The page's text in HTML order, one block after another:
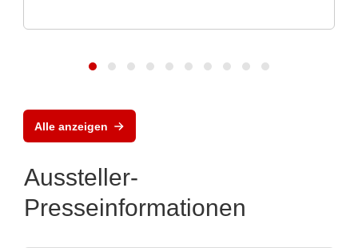
Alle anzeigen
Aussteller-
Presseinformationen